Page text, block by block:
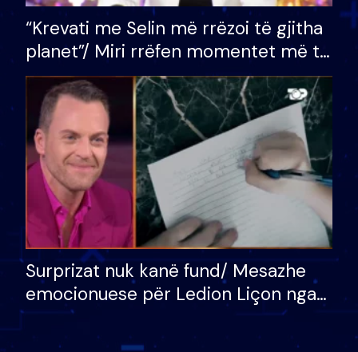
“Krevati me Selin më rrëzoi të gjitha
planet”/ Miri rrëfen momentet më të
bukura në shtëpinë e BB VIP: Do më
mungojë zilja e mëngjesit kur…
Surprizat nuk kanë fund/ Mesazhe
emocionuese për Ledion Liçon nga
nëna dhe fëmijët e tij, moderatori
nuk i mban dot lotët: Nuk meritoj…